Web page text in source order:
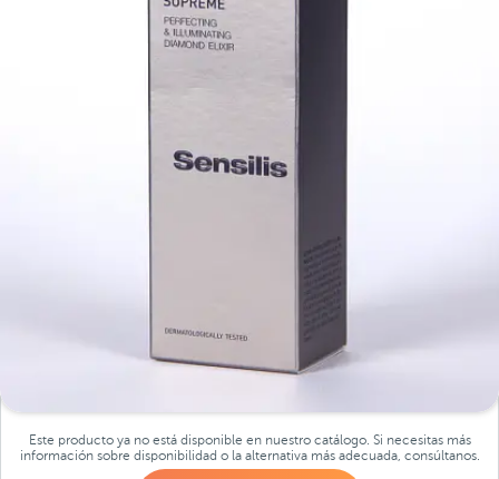
Este producto ya no está disponible en nuestro catálogo. Si necesitas más
información sobre disponibilidad o la alternativa más adecuada, consúltanos.